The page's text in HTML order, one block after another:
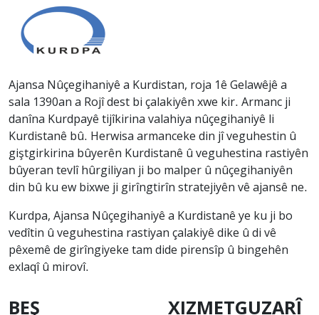
Ajansa Nûçegihaniyê a Kurdistan, roja 1ê Gelawêjê a
sala 1390an a Rojî dest bi çalakiyên xwe kir. Armanc ji
danîna Kurdpayê tijîkirina valahiya nûçegihaniyê li
Kurdistanê bû. Herwisa armanceke din jî veguhestin û
giştgirkirina bûyerên Kurdistanê û veguhestina rastiyên
bûyeran tevlî hûrgiliyan ji bo malper û nûçegihaniyên
din bû ku ew bixwe ji girîngtirîn stratejiyên vê ajansê ne.
Kurdpa, Ajansa Nûçegihaniyê a Kurdistanê ye ku ji bo
vedîtin û veguhestina rastiyan çalakiyê dike û di vê
pêxemê de girîngiyeke tam dide pirensîp û bingehên
exlaqî û mirovî.
BEŞ XIZMETGUZARÎ